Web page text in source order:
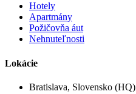
Hotely
Apartmány
Požičovňa áut
Nehnuteľnosti
Lokácie
Bratislava, Slovensko (HQ)